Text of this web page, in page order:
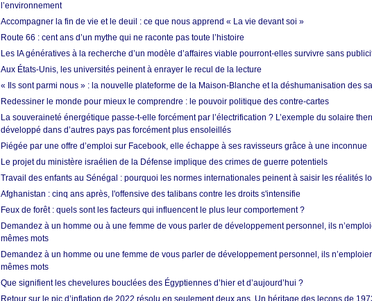
l’environnement
Accompagner la fin de vie et le deuil : ce que nous apprend « La vie devant soi »
Route 66 : cent ans d’un mythe qui ne raconte pas toute l’histoire
Les IA génératives à la recherche d’un modèle d’affaires viable pourront-elles survivre sans
Aux États-Unis, les universités peinent à enrayer le recul de la lecture
« Ils sont parmi nous » : la nouvelle plateforme de la Maison-Blanche et la déshumanisation des
Redessiner le monde pour mieux le comprendre : le pouvoir politique des contre-cartes
La souveraineté énergétique passe-t-elle forcément par l’électrification ? L’exemple du solaire
développé dans d’autres pays pas forcément plus ensoleillés
Piégée par une offre d’emploi sur Facebook, elle échappe à ses ravisseurs grâce à une inconnue
Le projet du ministère israélien de la Défense implique des crimes de guerre potentiels
Travail des enfants au Sénégal : pourquoi les normes internationales peinent à saisir les réalités
Afghanistan : cinq ans après, l'offensive des talibans contre les droits s'intensifie
Feux de forêt : quels sont les facteurs qui influencent le plus leur comportement ?
Demandez à un homme ou à une femme de vous parler de développement personnel, ils
mêmes mots
Demandez à un homme ou une femme de vous parler de développement personnel, ils
mêmes mots
Que signifient les chevelures bouclées des Égyptiennes d’hier et d’aujourd’hui ?
Retour sur le pic d’inflation de 2022 résolu en seulement deux ans. Un héritage des leçons de